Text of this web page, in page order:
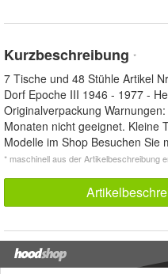
Kurzbeschreibung *
7 Tische und 48 Stühle Artikel
Dorf Epoche III 1946 - 1977 -
Originalverpackung
Monaten nicht geeignet. Kleine
Modelle im Shop Besuchen Sie
* maschinell aus der Artikelbeschreibung